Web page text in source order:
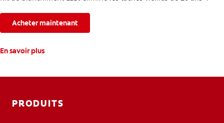
Acheter maintenant
En savoir plus
PRODUITS